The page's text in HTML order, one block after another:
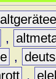
,
,
,